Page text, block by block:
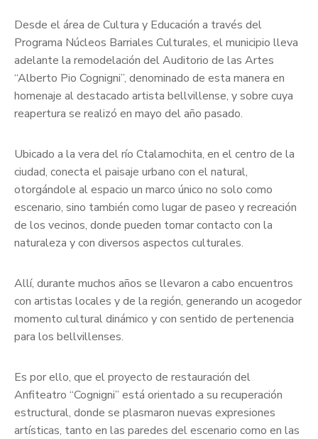
Desde el área de Cultura y Educación a través del
Programa Núcleos Barriales Culturales, el municipio lleva
adelante la remodelación del Auditorio de las Artes
“Alberto Pio Cognigni”, denominado de esta manera en
homenaje al destacado artista bellvillense, y sobre cuya
reapertura se realizó en mayo del año pasado.
Ubicado a la vera del río Ctalamochita, en el centro de la
ciudad, conecta el paisaje urbano con el natural,
otorgándole al espacio un marco único no solo como
escenario, sino también como lugar de paseo y recreación
de los vecinos, donde pueden tomar contacto con la
naturaleza y con diversos aspectos culturales.
Allí, durante muchos años se llevaron a cabo encuentros
con artistas locales y de la región, generando un acogedor
momento cultural dinámico y con sentido de pertenencia
para los bellvillenses.
Es por ello, que el proyecto de restauración del
Anfiteatro “Cognigni” está orientado a su recuperación
estructural, donde se plasmaron nuevas expresiones
artísticas, tanto en las paredes del escenario como en las